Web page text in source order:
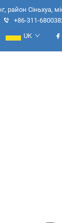
район Сіньхуа,
+86-311-
UK